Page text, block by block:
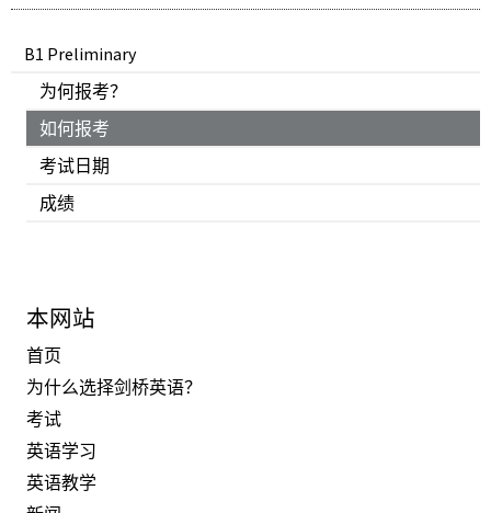
B1 Preliminary
为何报考？
如何报考
考试日期
成绩
本网站
首页
为什么选择剑桥英语？
考试
英语学习
英语教学